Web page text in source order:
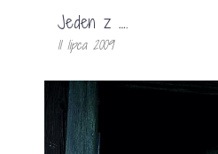
Jeden z ….
11 lipca 2009